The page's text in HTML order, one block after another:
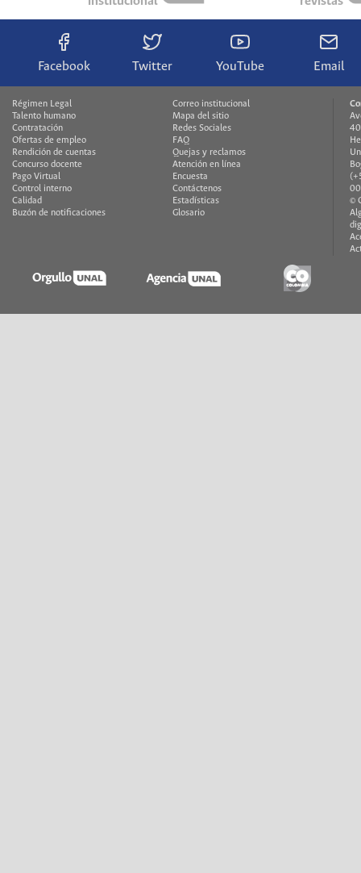
Facebook Twitter YouTube Email
Régimen Legal
Talento humano
Contratación
Ofertas de empleo
Rendición de cuentas
Concurso docente
Pago Virtual
Control interno
Calidad
Buzón de notificaciones
Correo institucional
Mapa del sitio
Redes Sociales
FAQ
Quejas y reclamos
Atención en línea
Encuesta
Contáctenos
Estadísticas
Glosario
©